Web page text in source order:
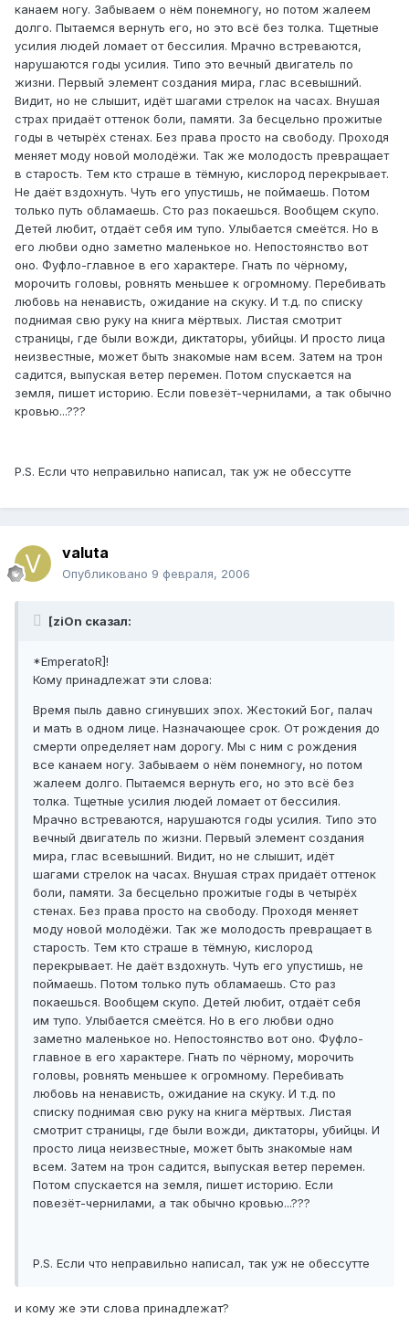
канаем ногу. Забываем о нём понемногу, но потом жалеем
долго. Пытаемся вернуть его, но это всё без толка. Тщетные
усилия людей ломает от бессилия. Мрачно встреваются,
нарушаются годы усилия. Типо это вечный двигатель по
жизни. Первый элемент создания мира, глас всевышний.
Видит, но не слышит, идёт шагами стрелок на часах. Внушая
страх придаёт оттенок боли, памяти. За бесцельно прожитые
годы в четырёх стенах. Без права просто на свободу. Проходя
меняет моду новой молодёжи. Так же молодость превращает
в старость. Тем кто страше в тёмную, кислород перекрывает.
Не даёт вздохнуть. Чуть его упустишь, не поймаешь. Потом
только путь обламаешь. Сто раз покаешься. Вообщем скупо.
Детей любит, отдаёт себя им тупо. Улыбается смеётся. Но в
его любви одно заметно маленькое но. Непостоянство вот
оно. Фуфло-главное в его характере. Гнать по чёрному,
морочить головы, ровнять меньшее к огромному. Перебивать
любовь на ненависть, ожидание на скуку. И т.д. по списку
поднимая свю руку на книга мёртвых. Листая смотрит
страницы, где были вожди, диктаторы, убийцы. И просто лица
неизвестные, может быть знакомые нам всем. Затем на трон
садится, выпуская ветер перемен. Потом спускается на
земля, пишет историю. Если повезёт-чернилами, а так обычно
кровью...???
P.S. Если что неправильно написал, так уж не обессутте
valuta
Опубликовано 9 февраля, 2006
[ziOn сказал:
*EmperatoR]!
Кому принадлежат эти слова:
Время пыль давно сгинувших эпох. Жестокий Бог, палач
и мать в одном лице. Назначающее срок. От рождения до
смерти определяет нам дорогу. Мы с ним с рождения
все канаем ногу. Забываем о нём понемногу, но потом
жалеем долго. Пытаемся вернуть его, но это всё без
толка. Тщетные усилия людей ломает от бессилия.
Мрачно встреваются, нарушаются годы усилия. Типо это
вечный двигатель по жизни. Первый элемент создания
мира, глас всевышний. Видит, но не слышит, идёт
шагами стрелок на часах. Внушая страх придаёт оттенок
боли, памяти. За бесцельно прожитые годы в четырёх
стенах. Без права просто на свободу. Проходя меняет
моду новой молодёжи. Так же молодость превращает в
старость. Тем кто страше в тёмную, кислород
перекрывает. Не даёт вздохнуть. Чуть его упустишь, не
поймаешь. Потом только путь обламаешь. Сто раз
покаешься. Вообщем скупо. Детей любит, отдаёт себя
им тупо. Улыбается смеётся. Но в его любви одно
заметно маленькое но. Непостоянство вот оно. Фуфло-
главное в его характере. Гнать по чёрному, морочить
головы, ровнять меньшее к огромному. Перебивать
любовь на ненависть, ожидание на скуку. И т.д. по
списку поднимая свю руку на книга мёртвых. Листая
смотрит страницы, где были вожди, диктаторы, убийцы. И
просто лица неизвестные, может быть знакомые нам
всем. Затем на трон садится, выпуская ветер перемен.
Потом спускается на земля, пишет историю. Если
повезёт-чернилами, а так обычно кровью...???
P.S. Если что неправильно написал, так уж не обессутте
и кому же эти слова принадлежат?